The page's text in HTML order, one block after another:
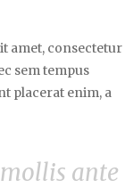
amet, consectetur
sem tempus
placerat enim, a
ante